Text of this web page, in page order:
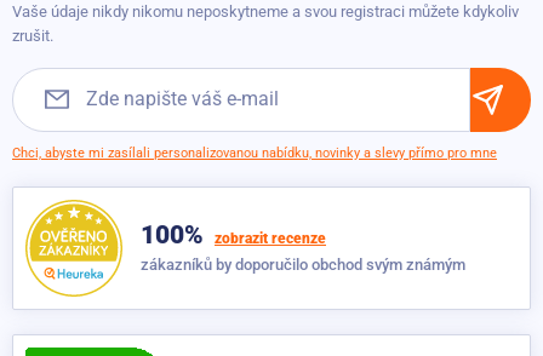
Marketa
Přidáno: 04.09.2025
I Irena
Výborný, přesně odpovídá mým představám, pumpička
funguje dobře
Obchodní podmínky
Vaše údaje nikdy nikomu neposkytneme a svou registraci můžete kdykoliv
zrušit.
Chci, abyste mi zasílali personalizovanou nabídku, novinky a slevy přímo pro mne
100% zobrazit recenze
zákazníků by doporučilo obchod svým známým